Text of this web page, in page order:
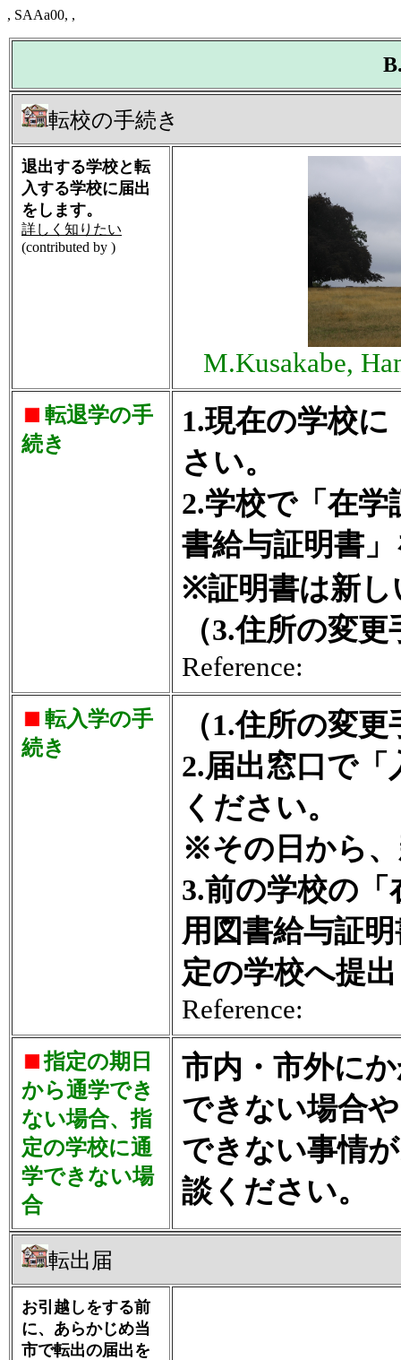
, SAAa00, ,
転校の手続き
退出する学校と転
入する学校に届出
をします。
詳しく知りたい
(contributed by )
M.Kusakabe,
転退学の手
続き
1.現在の学校
さい。
2.学校で「在
書給与証明書
※証明書は新し
（3.住所の変
Reference:
転入学の手
続き
（1.住所の変
2.届出窓口で
ください。
※その日から
3.前の学校の
用図書給与証
定の学校へ提
Reference:
指定の期日
から通学でき
ない場合、指
定の学校に通
学できない場
合
市内・市外に
できない場合
できない事情
談ください。
転出届
お引越しをする前
に、あらかじめ当
市で転出の届出を